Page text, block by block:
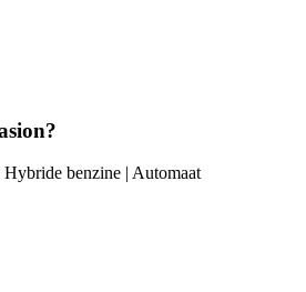
benzine | Automaat